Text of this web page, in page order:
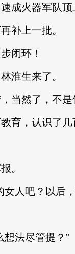
火器军队顶
补上一批。
闭环！
淮生来了。
然了，不是
，认识了几
。
人吧？以后，
法尽管提？”